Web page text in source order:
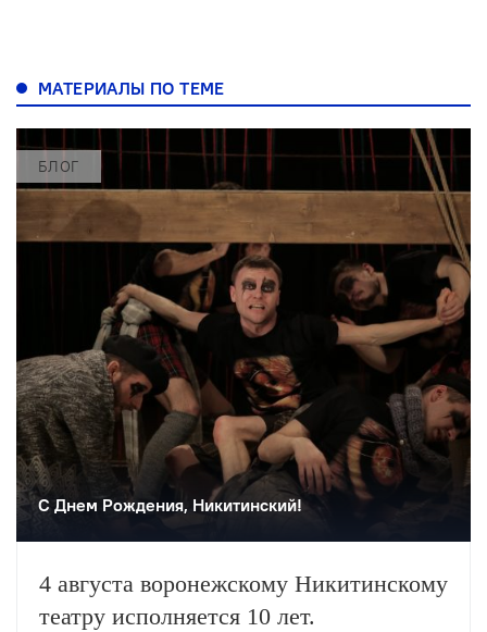
МАТЕРИАЛЫ ПО ТЕМЕ
БЛОГ
С Днем Рождения, Никитинский!
4 августа воронежскому Никитинскому
театру исполняется 10 лет.